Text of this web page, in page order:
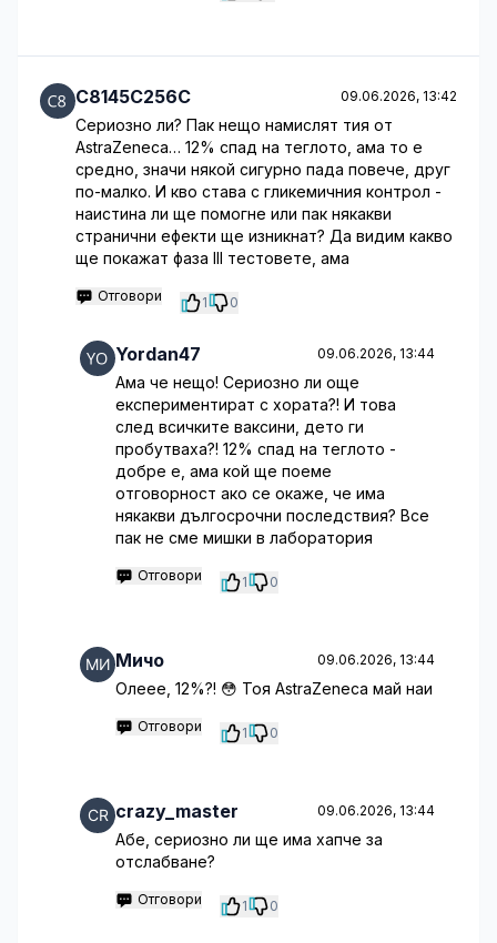
C8145C256C 09.06.2026, 13:42
Сериозно ли? Пак нещо намислят тия от
AstraZeneca… 12% спад на теглото, ама то е
средно, значи някой сигурно пада повече, друг
по-малко. И кво става с гликемичния контрол -
наистина ли ще помогне или пак някакви
странични ефекти ще изникнат? Да видим какво
ще покажат фаза III тестовете, ама
Отговори 1 0
Yordan47 09.06.2026, 13:44
Ама че нещо! Сериозно ли още
експериментират с хората?! И това
след всичките ваксини, дето ги
пробутваха?! 12% спад на теглото -
добре е, ама кой ще поеме
отговорност ако се окаже, че има
някакви дългосрочни последствия? Все
пак не сме мишки в лаборатория
Отговори 1 0
Мичо 09.06.2026, 13:44
Олеее, 12%?! 😳 Тоя AstraZeneca май наи
Отговори 1 0
crazy_master 09.06.2026, 13:44
Абе, сериозно ли ще има хапче за
отслабване?
Отговори 1 0